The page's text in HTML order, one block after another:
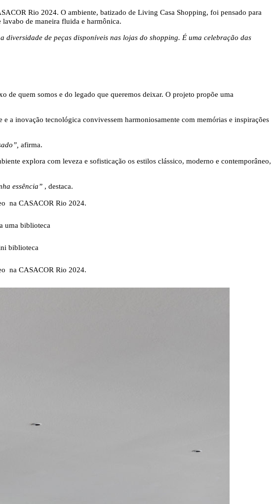
Rio 2024. O ambiente, batizado de Living Casa Shopping, foi pensado para
de maneira fluida e harmônica.
diversidade de peças disponíveis nas lojas do shopping. É uma celebração das
de quem somos e do legado que queremos deixar. O projeto propõe uma
a inovação tecnológica convivessem harmoniosamente com memórias e inspirações
afirma.
explora com leveza e sofisticação os estilos clássico, moderno e contemporâneo,
essência” , destaca.